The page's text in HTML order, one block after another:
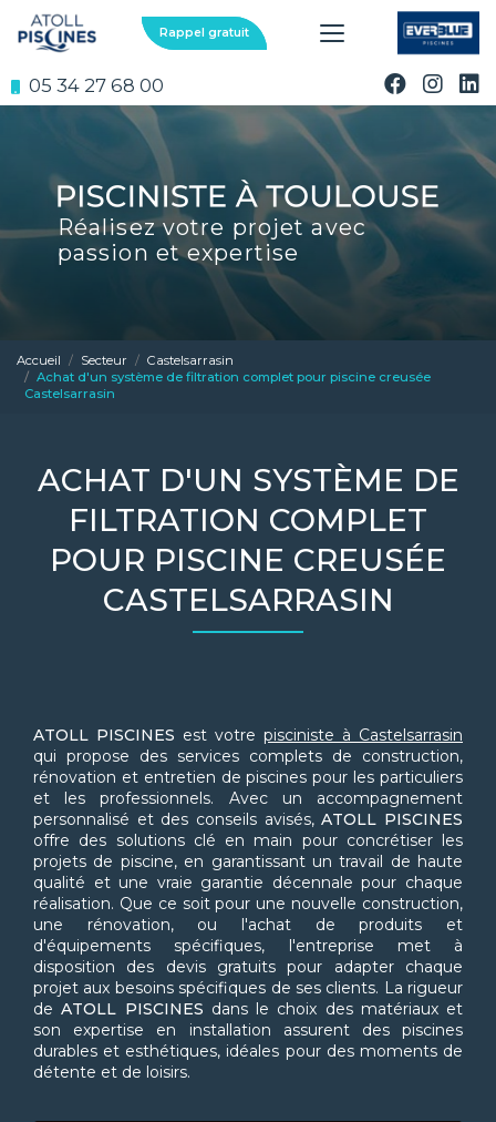
au
contenu
05 34 27 68 00
Rappel gratuit
Réalisez votre projet avec
passion et expertise
Accueil Secteur
Castelsarrasin
Achat d'un système de filtration complet pour piscine creusée
Castelsarrasin
ACHAT D'UN SYSTÈME DE
FILTRATION COMPLET
POUR PISCINE CREUSÉE
CASTELSARRASIN
ATOLL PISCINES est votre pisciniste à Castelsarrasin
qui propose des services complets de construction,
rénovation et entretien de piscines pour les particuliers
et les professionnels. Avec un accompagnement
personnalisé et des conseils avisés,ATOLL PISCINES
offre des solutions clé en main pour concrétiser les
projets de piscine, en garantissant un travail de haute
qualité et une vraie garantie décennale pour chaque
réalisation. Que ce soit pour une nouvelle construction,
une rénovation, ou l'achat de produits et
d'équipements spécifiques, l'entreprise met à
disposition des devis gratuits pour adapter chaque
projet aux besoins spécifiques de ses clients. La rigueur
deATOLL PISCINES dans le choix des matériaux et
son expertise en installation assurent des piscines
durables et esthétiques, idéales pour des moments de
détente et de loisirs.